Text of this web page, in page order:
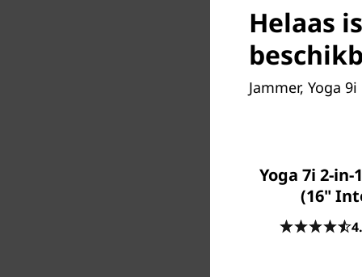
Helaas
Jammer, Yoga
Yoga 7i 2-in-
(16"